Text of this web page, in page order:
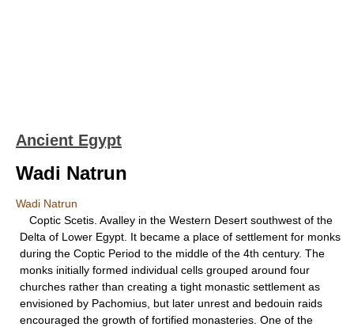
Ancient Egypt
Wadi Natrun
Wadi Natrun
Coptic Scetis. Avalley in the Western Desert southwest of the
Delta of Lower Egypt. It became a place of settlement for monks
during the Coptic Period to the middle of the 4th century. The
monks initially formed individual cells grouped around four
churches rather than creating a tight monastic settlement as
envisioned by Pachomius, but later unrest and bedouin raids
encouraged the growth of fortified monasteries. One of the